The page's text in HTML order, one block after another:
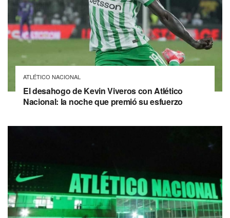
ATLÉTICO NACIONAL
El desahogo de Kevin Viveros con Atlético
Nacional: la noche que premió su esfuerzo